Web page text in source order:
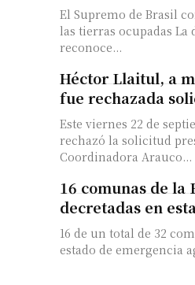
El Supremo de Brasil
las tierras ocupadas La decisión rechaza el "marco temporal", que no
reconoce...
Héctor Llaitul, a
fue rechazada
Este viernes 22 de
rechazó la solicitud
Coordinadora Arauco...
16 comunas de
decretadas en
16 de un total de 32
estado de emergencia